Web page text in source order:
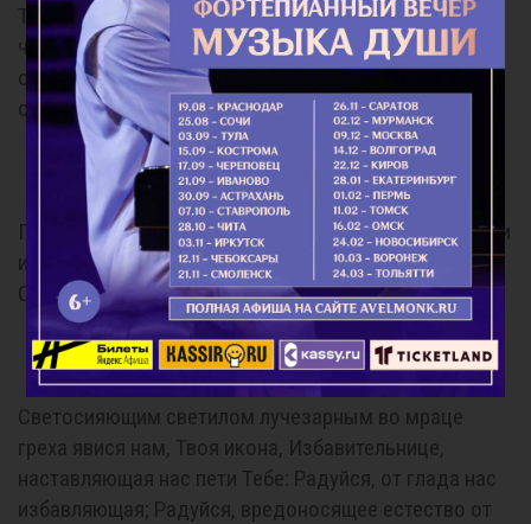
Твоею явившая; Радуйся, вечная радосте наша,
чудесным попечением к юной Ново-Афонской
обители благоволившая. Радуйся, Избавительнице,
от горя, бед и гибели спасающая нас бедствующих.
Кондак 11
Пение непрестанное приносят Ти Тобою избавленнии
и Тобою паки радость обретшие, и Божественному
Сыну Твоему поют радостно: Аллилуиа.
Икос 11
Светосияющим светилом лучезарным во мраце
греха явися нам, Твоя икона, Избавительнице,
наставляющая нас пети Тебе: Радуйся, от глада нас
избавляющая; Радуйся, вредоносящее естество от